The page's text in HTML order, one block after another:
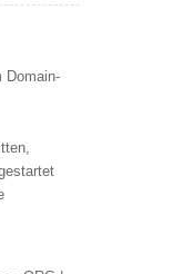
Domain-